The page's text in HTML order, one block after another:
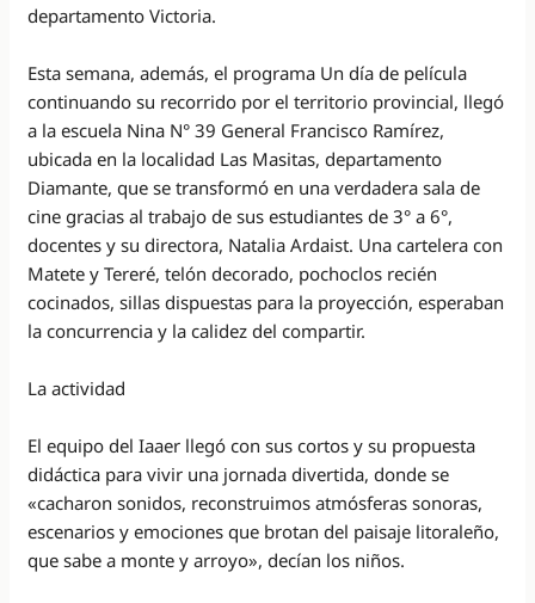
departamento Victoria.
Esta semana, además, el programa Un día de película
continuando su recorrido por el territorio provincial, llegó
a la escuela Nina N° 39 General Francisco Ramírez,
ubicada en la localidad Las Masitas, departamento
Diamante, que se transformó en una verdadera sala de
cine gracias al trabajo de sus estudiantes de 3° a 6°,
docentes y su directora, Natalia Ardaist. Una cartelera con
Matete y Tereré, telón decorado, pochoclos recién
cocinados, sillas dispuestas para la proyección, esperaban
la concurrencia y la calidez del compartir.
La actividad
El equipo del Iaaer llegó con sus cortos y su propuesta
didáctica para vivir una jornada divertida, donde se
«cacharon sonidos, reconstruimos atmósferas sonoras,
escenarios y emociones que brotan del paisaje litoraleño,
que sabe a monte y arroyo», decían los niños.